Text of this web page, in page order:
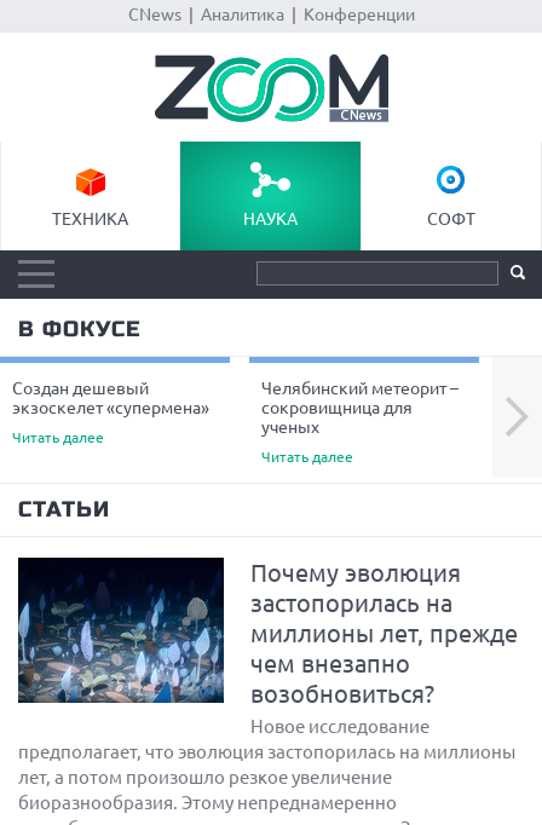
CNews| Аналитика| Конференции
ТЕХНИКА НАУКА СОФТ
В ФОКУСЕ
Создан дешевый
экзоскелет «супермена»
Читать далее
Челябинский метеорит –
сокровищница для
ученых
Читать далее
Next
СТАТЬИ
Почему эволюция
застопорилась на
миллионы лет, прежде
чем внезапно
возобновиться?
Новое исследование
предполагает, что эволюция застопорилась на миллионы
лет, а потом произошло резкое увеличение
биоразнообразия. Этому непреднамеренно